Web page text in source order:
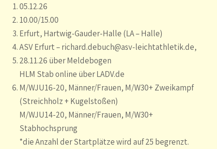
05.12.26
10.00/15.00
Erfurt, Hartwig-Gauder-Halle (LA – Halle)
ASV Erfurt – richard.debuch@asv-leichtathletik.de,
28.11.26 über Meldebogen
HLM Stab online über LADV.de
M/WJU16-20, Männer/Frauen, M/W30+ Zweikampf
(Streichholz + Kugelstoßen)
M/WJU14-20, Männer/Frauen, M/W30+
Stabhochsprung
*die Anzahl der Startplätze wird auf 25 begrenzt.